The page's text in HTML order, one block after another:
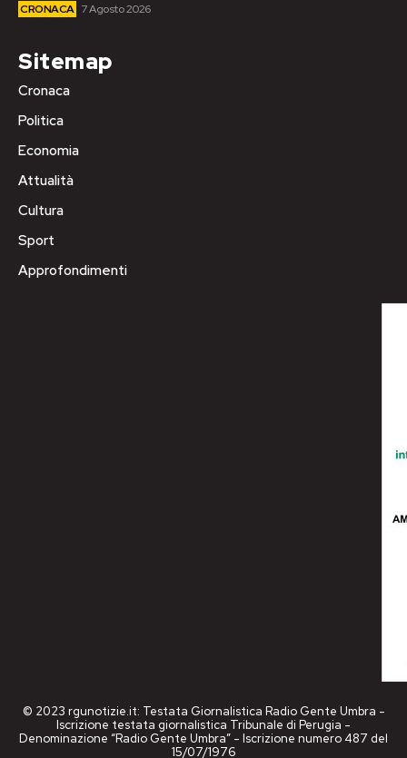
CRONACA 7 Agosto 2026
Sitemap
Cronaca
Politica
Economia
Attualità
Cultura
Sport
Approfondimenti
© 2023 rgunotizie.it: Testata Giornalistica Radio Gente Umbra -
Iscrizione testata giornalistica Tribunale di Perugia -
Denominazione “Radio Gente Umbra” - Iscrizione numero 487 del
15/07/1976